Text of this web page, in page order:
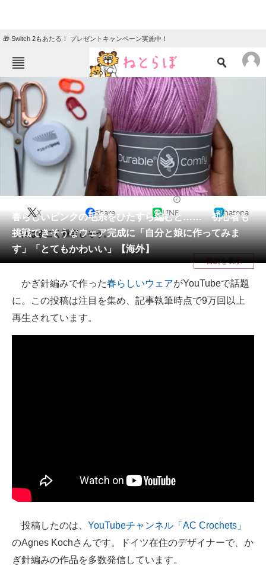
🎁 Switch 2もあたる！ プレゼントキャンペーン実施中！
ねとらぼメニュー
TOP ニュース
エンタメ クイズ
グルメ
住まい 教育・育児
動物 リサーチ
会員記事
メディア
注目記事を集めた総合ページ
ITの今と未来を見通す
スマホと通信の最新トレンド
マーケ×ITの今がよく分かる
ITエンジニア向け専門サイト
企業向けIT製品の総合サイト
春らしいピンクの毛糸をひたすら編むと…… 初心者も
挑戦できそうなウェア完成に「自分と娘に作ってみま
す」「とてもかわいい」【海外】
X Share LINE hatena
これはすごく重宝しそう。
目次を表示
かぎ針編みで作った春らしいウェアがYouTubeで話題
に。この投稿は注目を集め、記事執筆時点で9万回以上
再生されています。
投稿したのは、 YouTubeチャンネル「AC Crochets」
のAgnes Kochさんです。ドイツ在住のデザイナーで、か
ぎ針編みの作品を多数発信しています。